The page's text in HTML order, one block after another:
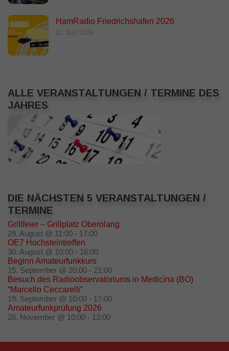
HamRadio Friedrichshafen 2026
11. JULI 2026
ALLE VERANSTALTUNGEN / TERMINE DES
JAHRES
DIE NÄCHSTEN 5 VERANSTALTUNGEN /
TERMINE
Grillfeier – Grillplatz Oberolang
29. August @ 11:00 - 17:00
OE7 Hochsteintreffen
30. August @ 10:00 - 16:00
Beginn Amateurfunkkurs
15. September @ 20:00 - 21:00
Besuch des Radioobservatoriums in Medicina (BO)
“Marcello Ceccarelli”
19. September @ 10:00 - 17:00
Amateurfunkprüfung 2026
26. November @ 10:00 - 13:00